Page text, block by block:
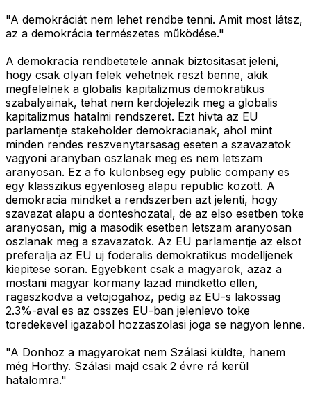
"A demokráciát nem lehet rendbe tenni. Amit most látsz,
az a demokrácia természetes működése."
A demokracia rendbetetele annak biztositasat jeleni,
hogy csak olyan felek vehetnek reszt benne, akik
megfelelnek a globalis kapitalizmus demokratikus
szabalyainak, tehat nem kerdojelezik meg a globalis
kapitalizmus hatalmi rendszeret. Ezt hivta az EU
parlamentje stakeholder demokracianak, ahol mint
minden rendes reszvenytarsasag eseten a szavazatok
vagyoni aranyban oszlanak meg es nem letszam
aranyosan. Ez a fo kulonbseg egy public company es
egy klasszikus egyenloseg alapu republic kozott. A
demokracia mindket a rendszerben azt jelenti, hogy
szavazat alapu a donteshozatal, de az elso esetben toke
aranyosan, mig a masodik esetben letszam aranyosan
oszlanak meg a szavazatok. Az EU parlamentje az elsot
preferalja az EU uj foderalis demokratikus modelljenek
kiepitese soran. Egyebkent csak a magyarok, azaz a
mostani magyar kormany lazad mindketto ellen,
ragaszkodva a vetojogahoz, pedig az EU-s lakossag
2.3%-aval es az osszes EU-ban jelenlevo toke
toredekevel igazabol hozzaszolasi joga se nagyon lenne.
"A Donhoz a magyarokat nem Szálasi küldte, hanem
még Horthy. Szálasi majd csak 2 évre rá kerül
hatalomra."